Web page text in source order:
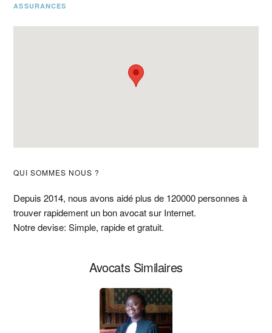
ASSURANCES
Barre
latérale
principale
QUI SOMMES NOUS ?
Depuis 2014, nous avons aidé plus de 120000 personnes à
trouver rapidement un bon avocat sur Internet.
Notre devise: Simple, rapide et gratuit.
Avocats Similaires